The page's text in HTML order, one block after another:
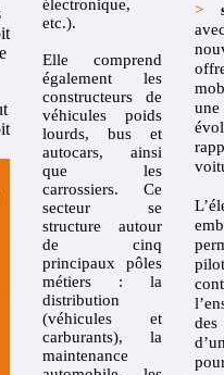
électronique,
etc.).
Elle comprend
également les
constructeurs de
véhicules poids
lourds, bus et
autocars, ainsi
que les
carrossiers. Ce
secteur se
structure autour
de cinq
principaux pôles
métiers : la
distribution
(véhicules et
carburants), la
maintenance
>